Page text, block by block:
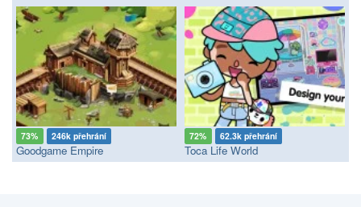
73% 246k přehrání
Goodgame Empire
72% 62.3k přehrání
Toca Life World